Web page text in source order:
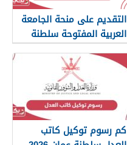
التقديم على منحة الجامعة
العربية المفتوحة سلطنة
عمان 2026
كم رسوم توكيل كاتب